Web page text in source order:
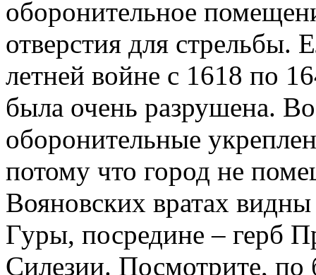
оборонительное
отверстия для стрельбы.
летней войне с 1618 по
была очень разрушена.
оборонительные
потому что город не
Вояновских вратах
Гуры, посредине – герб
Силезии. Посмотрите, по